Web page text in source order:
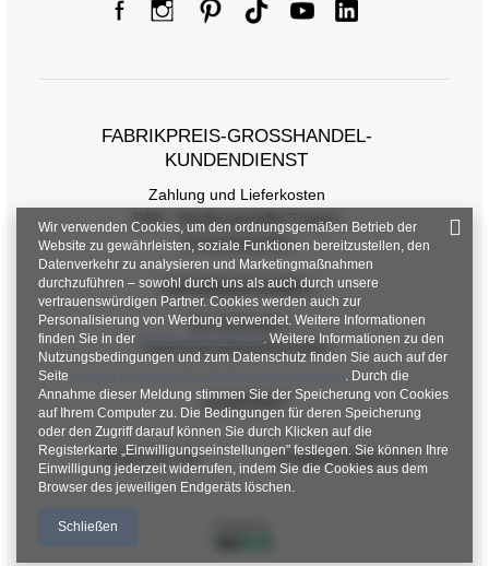
FABRIKPREIS-GROSSHANDEL-K
UNDENDIENST
Zahlung und Lieferkosten
FAQ - Häufig gestellte Fragen
Rückgabepolitik
INFORMATIONEN
Verordnungen
Datenschutzbestimmungen
KONTAKT
+48 601 547 740 hurt@factoryprice.eu
Wir verwenden Cookies, um den ordnungsgemäßen Betrieb der
Website zu gewährleisten, soziale Funktionen bereitzustellen, den
Datenverkehr zu analysieren und Marketingmaßnahmen
durchzuführen – sowohl durch uns als auch durch unsere
vertrauenswürdigen Partner. Cookies werden auch zur
Personalisierung von Werbung verwendet. Weitere Informationen
finden Sie in der
Datenschutzrichtlinie. Weitere Informationen zu den
Nutzungsbedingungen und zum Datenschutz finden Sie auch auf der
Seite
. Durch die
Annahme dieser Meldung stimmen Sie der Speicherung von Cookies
auf Ihrem Computer zu. Die Bedingungen für deren Speicherung
oder den Zugriff darauf können Sie durch Klicken auf die
Registerkarte „Einwilligungseinstellungen" festlegen. Sie können Ihre
Einwilligung jederzeit widerrufen, indem Sie die Cookies aus dem
Browser des jeweiligen Endgeräts löschen.
Schließen